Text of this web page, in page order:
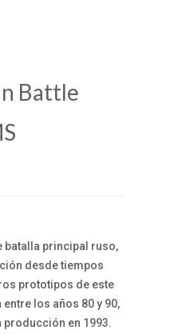
Battle
batalla principal ruso,
desde tiempos
prototipos de este
los años 80 y 90,
en 1993.